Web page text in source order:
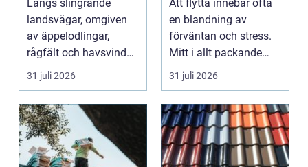
hantverk
Längs slingrande
landsvägar, omgiven
av äppelodlingar,
rågfält och havsvindar,
har
blomsterhantverke...
31 juli 2026
Att flytta innebär ofta
en blandning av
förväntan och stress.
Mitt i allt packande
och planerande dy...
31 juli 2026